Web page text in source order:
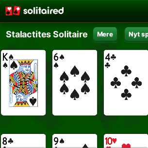
Stalactites Solitaire Mere Nyt